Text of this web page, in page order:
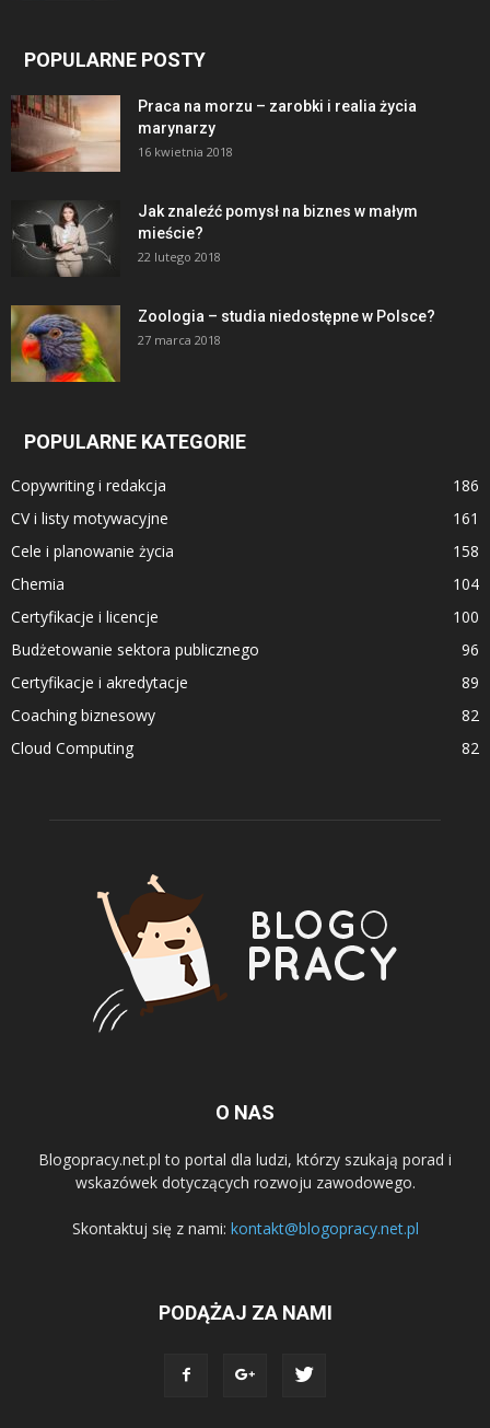
POPULARNE POSTY
Praca na morzu – zarobki i realia życia
marynarzy
16 kwietnia 2018
Jak znaleźć pomysł na biznes w małym
mieście?
22 lutego 2018
Zoologia – studia niedostępne w Polsce?
27 marca 2018
POPULARNE KATEGORIE
Copywriting i redakcja
186
CV i listy motywacyjne
161
Cele i planowanie życia
158
Chemia
104
Certyfikacje i licencje
100
Budżetowanie sektora publicznego
96
Certyfikacje i akredytacje
89
Coaching biznesowy
82
Cloud Computing
82
O NAS
Blogopracy.net.pl to portal dla ludzi, którzy szukają porad i
wskazówek dotyczących rozwoju zawodowego.
Skontaktuj się z nami: kontakt@blogopracy.net.pl
PODĄŻAJ ZA NAMI